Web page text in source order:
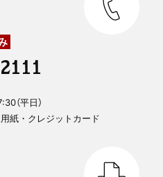
（平日）
紙・クレジットカード